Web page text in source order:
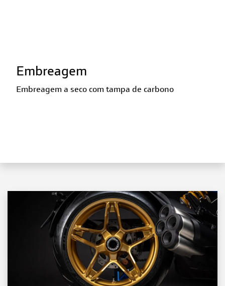
Embreagem
Embreagem a seco com tampa de carbono